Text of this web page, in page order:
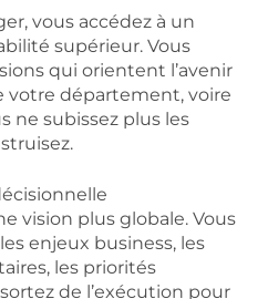
vous accédez à un
supérieur. Vous
qui orientent l’avenir
votre département, voire
ne subissez plus les
vision plus globale. Vous
enjeux business, les
les priorités
de l’exécution pour